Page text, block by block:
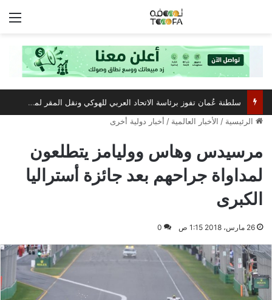
الرئيسية / الأخبار العالمية / أخبار دولية أخرى
مرسيدس وهاس ووليامز يتطلعون
لمداواة جراحهم بعد جائزة أستراليا
الكبرى
26 مارس، 2018 1:15 ص 0